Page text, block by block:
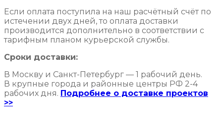
Если оплата поступила на наш расчётный счёт по
истечении двух дней, то оплата доставки
производится дополнительно в соответствии с
тарифным планом курьерской службы.
Сроки доставки:
В Москву и Санкт-Петербург — 1 рабочий день.
В крупные города и районные центры РФ 2-4
рабочих дня. Подробнее о доставке проектов
>>